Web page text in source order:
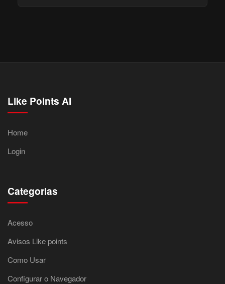
Like Points AI
Home
Login
Categorias
Acesso
Avisos Like points
Como Usar
Configurar o Navegador